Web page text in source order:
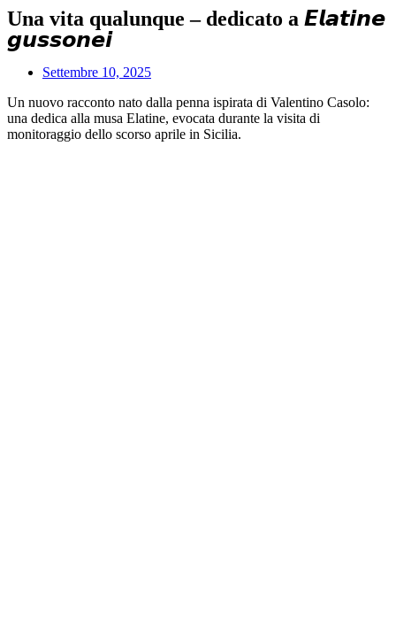
Una vita qualunque – dedicato a 𝙀𝙡𝙖𝙩𝙞𝙣𝙚
𝙜𝙪𝙨𝙨𝙤𝙣𝙚𝙞
Settembre 10, 2025
Un nuovo racconto nato dalla penna ispirata di Valentino Casolo:
una dedica alla musa Elatine, evocata durante la visita di
monitoraggio dello scorso aprile in Sicilia.